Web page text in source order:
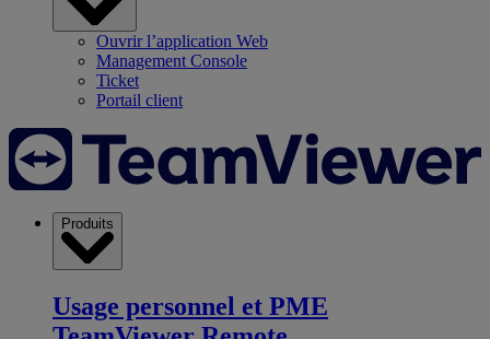
Ouvrir l’application Web
Management Console
Ticket
Portail client
Produits
Usage personnel et PME